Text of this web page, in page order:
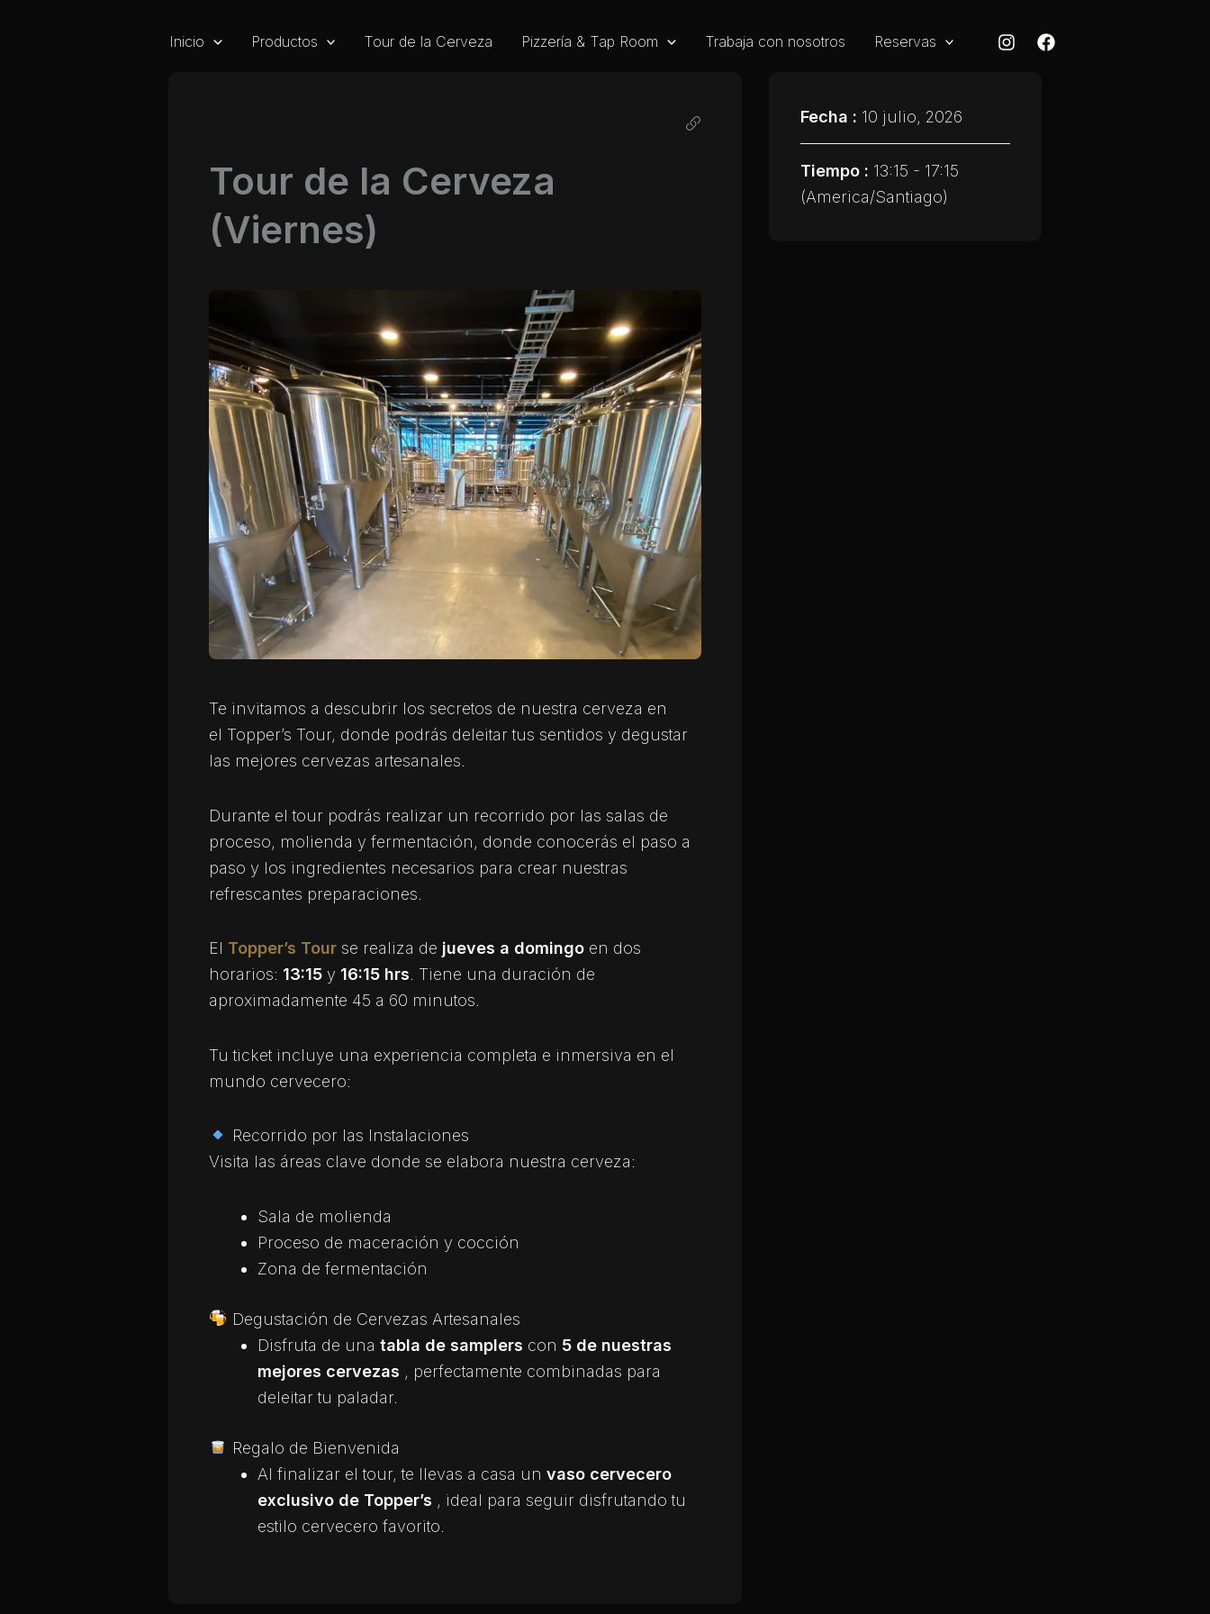
Inicio Productos Tour de la Cerveza Pizzería & Tap Room Trabaja con nosotros Reservas
Tour de la Cerveza
(Viernes)
Te invitamos a descubrir los secretos de nuestra cerveza en
el Topper’s Tour, donde podrás deleitar tus sentidos y degustar
las mejores cervezas artesanales.
Durante el tour podrás realizar un recorrido por las salas de
proceso, molienda y fermentación, donde conocerás el paso a
paso y los ingredientes necesarios para crear nuestras
refrescantes preparaciones.
El Topper’s Tour se realiza de jueves a domingo en dos
horarios: 13:15 y 16:15 hrs . Tiene una duración de
aproximadamente 45 a 60 minutos.
Tu ticket incluye una experiencia completa e inmersiva en el
mundo cervecero:
Recorrido por las Instalaciones
Visita las áreas clave donde se elabora nuestra cerveza:
Sala de molienda
Proceso de maceración y cocción
Zona de fermentación
Degustación de Cervezas Artesanales
Disfruta de una tabla de samplers con 5 de nuestras
mejores cervezas , perfectamente combinadas para
deleitar tu paladar.
Regalo de Bienvenida
Al finalizar el tour, te llevas a casa un vaso cervecero
exclusivo de Topper’s , ideal para seguir disfrutando tu
estilo cervecero favorito.
Fecha : 10 julio, 2026
Tiempo : 13:15 - 17:15
(America/Santiago)